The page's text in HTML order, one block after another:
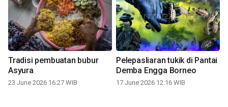
Tradisi pembuatan bubur
Asyura
23 June 2026 16:27 WIB
Pelepasliaran tukik di Pantai
Demba Engga Borneo
17 June 2026 12:16 WIB